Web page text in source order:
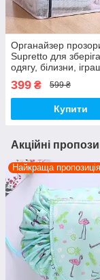
Органайзер
Supretto для
одягу, білизни,
399 ₴ 599 ₴
Купити
Акційні
Найкраща пропозиція